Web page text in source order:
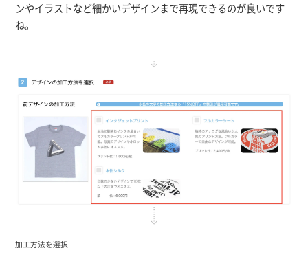
ンやイラストなど細かいデザインまで再現できるのが良いです
ね。
加工方法を選択